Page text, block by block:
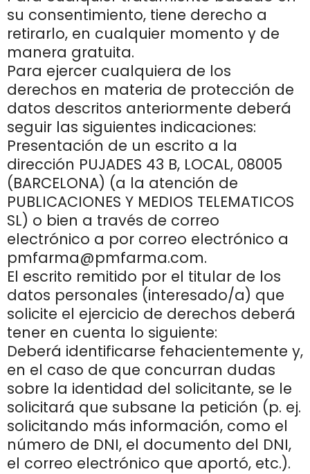
su consentimiento, tiene derecho a
retirarlo, en cualquier momento y de
manera gratuita.
Para ejercer cualquiera de los
derechos en materia de protección de
datos descritos anteriormente deberá
seguir las siguientes indicaciones:
Presentación de un escrito a la
dirección PUJADES 43 B, LOCAL, 08005
(BARCELONA) (a la atención de
PUBLICACIONES Y MEDIOS TELEMATICOS
SL) o bien a través de correo
electrónico a por correo electrónico a
pmfarma@pmfarma.com.
El escrito remitido por el titular de los
datos personales (interesado/a) que
solicite el ejercicio de derechos deberá
tener en cuenta lo siguiente:
Deberá identificarse fehacientemente y,
en el caso de que concurran dudas
sobre la identidad del solicitante, se le
solicitará que subsane la petición (p. ej.
solicitando más información, como el
número de DNI, el documento del DNI,
el correo electrónico que aportó, etc.).